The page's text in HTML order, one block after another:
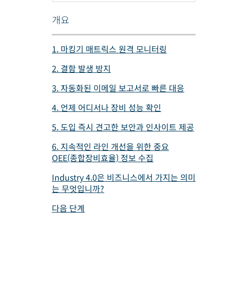
개요
1. 마킹기 매트릭스 원격 모니터링
2. 결함 발생 방지
3. 자동화된 이메일 보고서로 빠른 대응
4. 언제 어디서나 장비 성능 확인
5. 도입 즉시 견고한 보안과 인사이트 제공
6. 지속적인 라인 개선을 위한 중요
OEE(종합장비효율) 정보 수집
Industry 4.0은 비즈니스에서 가지는 의미
는 무엇입니까?
다음 단계